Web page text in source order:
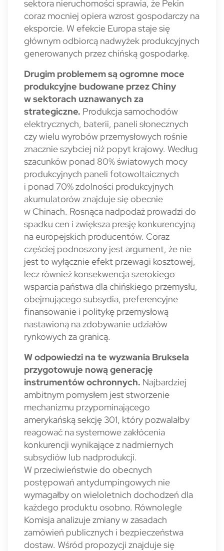
sektora nieruchomości sprawia, że Pekin
coraz mocniej opiera wzrost gospodarczy na
eksporcie. W efekcie Europa staje się
głównym odbiorcą nadwyżek produkcyjnych
generowanych przez chińską gospodarkę.
Drugim problemem są ogromne moce
produkcyjne budowane przez Chiny
w sektorach uznawanych za
strategiczne. Produkcja samochodów
elektrycznych, baterii, paneli słonecznych
czy wielu wyrobów przemysłowych rośnie
znacznie szybciej niż popyt krajowy. Według
szacunków ponad 80% światowych mocy
produkcyjnych paneli fotowoltaicznych
i ponad 70% zdolności produkcyjnych
akumulatorów znajduje się obecnie
w Chinach. Rosnąca nadpodaż prowadzi do
spadku cen i zwiększa presję konkurencyjną
na europejskich producentów. Coraz
częściej podnoszony jest argument, że nie
jest to wyłącznie efekt przewagi kosztowej,
lecz również konsekwencja szerokiego
wsparcia państwa dla chińskiego przemysłu,
obejmującego subsydia, preferencyjne
finansowanie i politykę przemysłową
nastawioną na zdobywanie udziałów
rynkowych za granicą.
W odpowiedzi na te wyzwania Bruksela
przygotowuje nową generację
instrumentów ochronnych. Najbardziej
ambitnym pomysłem jest stworzenie
mechanizmu przypominającego
amerykańską sekcję 301, który pozwalałby
reagować na systemowe zakłócenia
konkurencji wynikające z nadmiernych
subsydiów lub nadprodukcji.
W przeciwieństwie do obecnych
postępowań antydumpingowych nie
wymagałby on wieloletnich dochodzeń dla
każdego produktu osobno. Równolegle
Komisja analizuje zmiany w zasadach
zamówień publicznych i bezpieczeństwa
dostaw. Wśród propozycji znajduje się